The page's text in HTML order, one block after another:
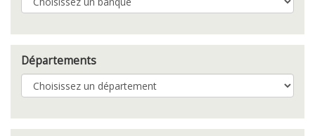
Départements